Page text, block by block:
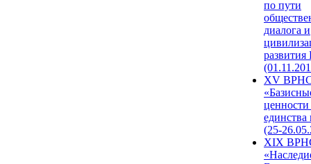
по пути
диалога и
развития
XV
единства
(25-
XIX